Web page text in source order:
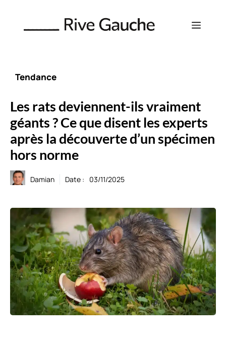
contenu
Menu
Tendance
Les rats deviennent-ils vraiment
géants ? Ce que disent les experts
après la découverte d’un spécimen
hors norme
Damian Date : 03/11/2025